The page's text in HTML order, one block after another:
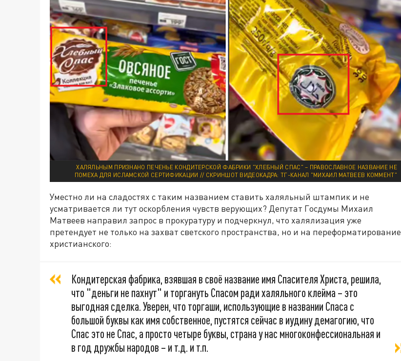
ХАЛЯЛЬНЫМ ПРИЗНАНО ПЕЧЕНЬЕ КОНДИТЕРСКОЙ ФАБРИКИ "ХЛЕБНЫЙ СПАС" – ПРАВОСЛАВНОЕ НАЗВАНИЕ НЕ
ПОМЕХА ДЛЯ ИСЛАМСКОЙ СЕРТИФИКАЦИИ // СКРИНШОТ ВИДЕОКАДРА: ТГ-КАНАЛ "МИХАИЛ МАТВЕЕВ КОММЕНТ"
Уместно ли на сладостях с таким названием ставить халяльный штампик и не
усматривается ли тут оскорбления чувств верующих? Депутат Госдумы Михаил
Матвеев направил запрос в прокуратуру и подчеркнул, что халялизация уже
претендует не только на захват светского пространства, но и на переформатирование
христианского:
Кондитерская фабрика, взявшая в своё название имя Спасителя Христа, решила,
что "деньги не пахнут" и торгануть Спасом ради халяльного клейма – это
выгодная сделка. Уверен, что торгаши, использующие в названии Спаса с
большой буквы как имя собственное, пустятся сейчас в иудину демагогию, что
Спас это не Спас, а просто четыре буквы, страна у нас многоконфессиональная и
в год дружбы народов – и т.д. и т.п.